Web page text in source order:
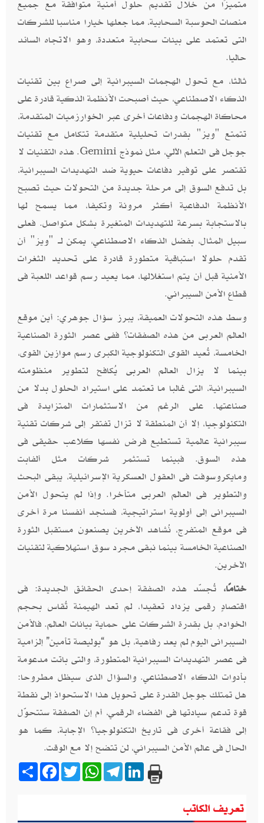
متميزًا من خلال تقديم حلول أمنية متوافقة مع جميع
منصات الحوسبة السحابية، مما جعلها خيارا مناسبا للشركات
التى تعتمد على بيئات سحابية متعددة، وهو الاتجاه السائد
حاليا.
ثالثا، مع تحول الهجمات السيبرانية إلى صراع بين تقنيات
الذكاء الاصطناعي، حيث أصبحت الأنظمة الذكية قادرة على
محاكاة الهجمات ودفاعات أخرى عبر الخوارزميات المتقدمة،
تتمتع "ويز" بقدرات تحليلية متقدمة تتكامل مع تقنيات
جوجل فى التعلم الآلي، مثل نموذجGemini. هذه التقنيات لا
تقتصر على توفير دفاعات حيوية ضد التهديدات السيبرانية،
بل تدفع السوق إلى مرحلة جديدة من التحولات حيث تصبح
الأنظمة الدفاعية أكثر مرونة وتكيفا، مما يسمح لها
بالاستجابة بسرعة للتهديدات المتغيرة بشكل متواصل. فعلى
سبيل المثال، بفضل الذكاء الاصطناعي، يمكن لــ "ويز" أن
تقدم حلولا استباقية متطورة قادرة على تحديد الثغرات
الأمنية قبل أن يتم استغلالها، مما يعيد رسم قواعد اللعبة فى
قطاع الأمن السيبراني.
وسط هذه التحولات العميقة، يبرز سؤال جوهري: أين موقع
العالم العربى من هذه الصفقات؟ ففى عصر الثورة الصناعية
الخامسة، تُعيد القوى التكنولوجية الكبرى رسم موازين القوى،
بينما لا يزال العالم العربى يُكافح لتطوير منظومته
السيبرانية، التى غالبا ما تعتمد على استيراد الحلول بدلا من
صناعتها. على الرغم من الاستثمارات المتزايدة فى
التكنولوجيا، إلا أن المنطقة لا تزال تفتقر إلى شركات تقنية
سيبرانية عالمية تستطيع فرض نفسها كلاعب حقيقى فى
هذه السوق. فبينما تستثمر شركات مثل ألفابت
ومايكروسوفت فى العقول العسكرية الإسرائيلية، يبقى البحث
والتطوير فى العالم العربى متأخرا. وإذا لم يتحول الأمن
السيبرانى إلى أولوية استراتيجية، فسنجد أنفسنا مرة أخرى
فى موقع المتفرج، نُشاهد الآخرين يصنعون مستقبل الثورة
الصناعية الخامسة بينما نبقى مجرد سوق استهلاكية لتقنيات
الآخرين.
ختامًا، تُجسّد هذه الصفقة إحدى الحقائق الجديدة: فى
اقتصادٍ رقمى يزداد تعقيدا، لم تعد الهيمنة تُقاس بحجم
الخوادم، بل بقدرة الشركات على حماية بيانات العالم. فالأمن
السيبرانى اليوم لم يعد رفاهية، بل هو “بوليصة تأمين” إلزامية
فى عصر التهديدات السيبرانية المتطورة، والتى باتت مدعومة
بأدوات الذكاء الاصطناعي. والسؤال الذى سيظل مطروحا:
هل تمتلك جوجل القدرة على تحويل هذا الاستحواذ إلى نقطة
قوة تدعم سيادتها فى الفضاء الرقمي، أم إن الصفقة ستتحوّل
إلى فقاعة أخرى فى تاريخ التكنولوجيا؟ الإجابة، كما هو
الحال فى عالم الأمن السيبراني، لن تتضح إلا مع الوقت.
Share
FacebookTwitter
WhatsApp
Telegram
LinkedIn
تعريف الكاتب